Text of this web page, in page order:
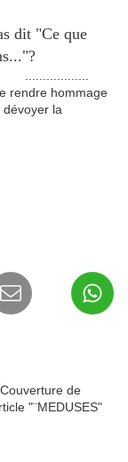
dit "Ce que
rendre hommage
la